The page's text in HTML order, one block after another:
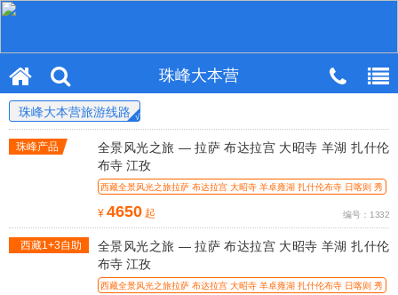
珠峰大本营
珠峰大本营旅游线路
珠峰产品
全景风光之旅 — 拉萨 布达拉宫 大昭寺 羊湖 扎什伦
布寺 江孜
西藏全景风光之旅拉萨 布达拉宫 大昭寺 羊卓雍湖 扎什伦布寺 日喀则 秀
¥ 4650 起 编号：1332
西藏1+3自助
全景风光之旅 — 拉萨 布达拉宫 大昭寺 羊湖 扎什伦
布寺 江孜
西藏全景风光之旅拉萨 布达拉宫 大昭寺 羊卓雍湖 扎什伦布寺 日喀则 秀